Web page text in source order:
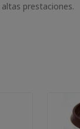
prestaciones.